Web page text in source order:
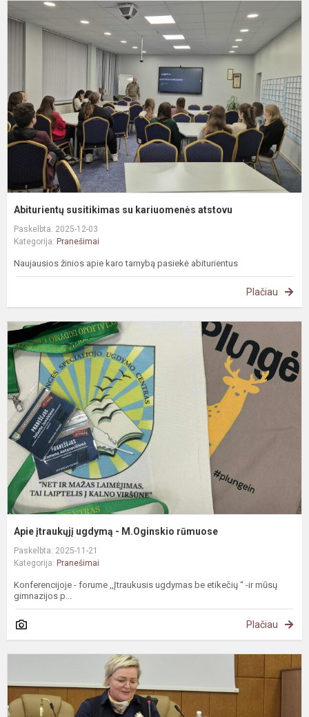
Abiturientų susitikimas su kariuomenės atstovu
Paskelbta: 2025-12-03
Kategorija: Pranešimai
Naujausios žinios apie karo tarnybą pasiekė abiturientus
Plačiau
Apie įtraukųjį ugdymą - M.Oginskio rūmuose
Paskelbta: 2025-11-21
Kategorija: Pranešimai
Konferencijoje - forume ,,Įtraukusis ugdymas be etikečių “ -ir mūsų
gimnazijos p...
Plačiau